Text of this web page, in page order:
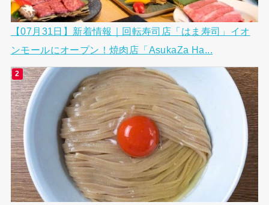
【07月31日】新着情報｜回転寿司店「はま寿司」イオ
ンモールにオープン！焼肉店「AsukaZa Ha...